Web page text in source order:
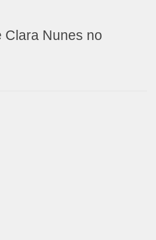
Clara Nunes no